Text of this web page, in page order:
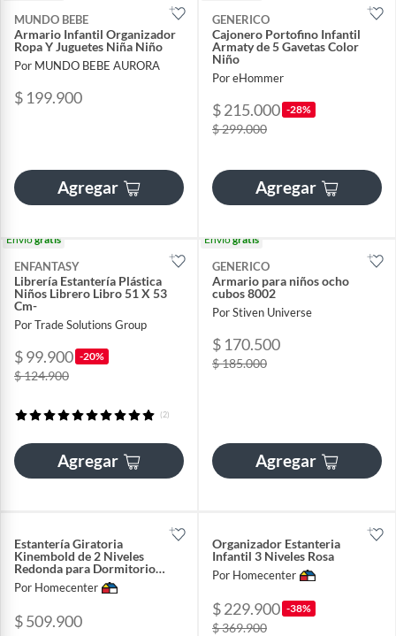
MUNDO BEBE
Armario Infantil Organizador
Ropa Y Juguetes Niña Niño
Por MUNDO BEBE AURORA
$ 199.900
Agregar
GENERICO
Cajonero Portofino Infantil
Armaty de 5 Gavetas Color
Niño
Por eHommer
$ 215.000 -28%
$ 299.000
Agregar
Envíogratis
ENFANTASY
Librería Estantería Plástica
Niños Librero Libro 51 X 53
Cm-
Por Trade Solutions Group
$ 99.900 -20%
$ 124.900
(2)
Agregar
Envíogratis
GENERICO
Armario para niños ocho
cubos 8002
Por Stiven Universe
$ 170.500
$ 185.000
Agregar
Estantería Giratoria
Kinembold de 2 Niveles
Redonda para Dormitorio
Infantil
Por Homecenter
$ 509.900
Organizador Estanteria
Infantil 3 Niveles Rosa
Por Homecenter
$ 229.900 -38%
$ 369.900